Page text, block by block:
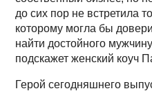
до сих пор не встретила
которому могла бы
найти достойного
подскажет женский коуч
Герой сегодняшнего